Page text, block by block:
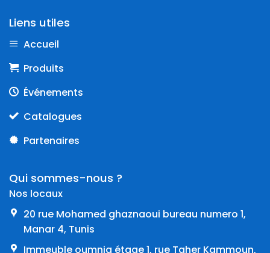
Liens utiles
Accueil
Produits
Événements
Catalogues
Partenaires
Qui sommes-nous ?
Nos locaux
20 rue Mohamed ghaznaoui bureau numero 1,
Manar 4, Tunis
Immeuble oumnia étage 1, rue Taher Kammoun,